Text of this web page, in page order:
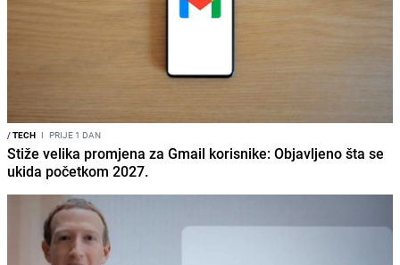
/TECH I PRIJE 1 DAN
Stiže velika promjena za Gmail korisnike: Objavljeno šta se
ukida početkom 2027.